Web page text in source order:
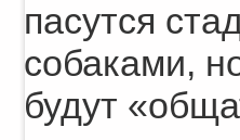
пасутся
собаками,
будут